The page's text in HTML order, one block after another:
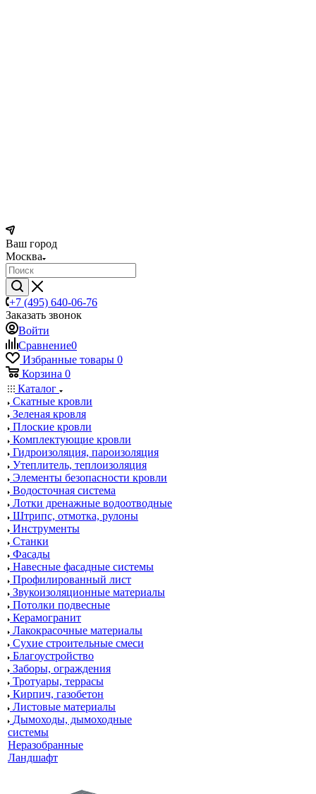
Ваш город
Москва
+7 (495) 640-06-76
Заказать звонок
Войти
Сравнение0
Избранные товары 0
Корзина 0
Каталог
Скатные кровли
Зеленая кровля
Плоские кровли
Комплектующие кровли
Гидроизоляция, пароизоляция
Утеплитель, теплоизоляция
Элементы безопасности кровли
Водосточная система
Лотки дренажные водоотводные
Штрипс, отмотка, рулоны
Инструменты
Станки
Фасады
Навесные фасадные системы
Профилированный лист
Звукоизоляционные материалы
Потолки подвесные
Керамогранит
Лакокрасочные материалы
Сухие строительные смеси
Благоустройство
Заборы, ограждения
Тротуары, террасы
Кирпич, газобетон
Листовые материалы
Дымоходы, дымоходные
системы
Неразобранные
Ландшафт